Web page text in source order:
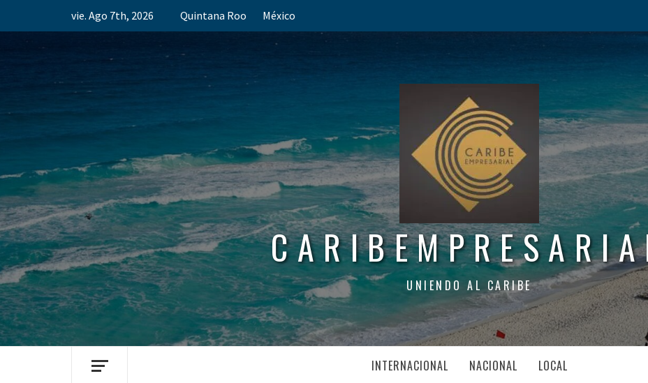
vie. Ago 7th, 2026 Quintana Roo México
UNIENDO AL CARIBE
INTERNACIONAL NACIONAL LOCAL